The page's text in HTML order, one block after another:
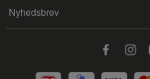
Nyhedsbrev
Facebook